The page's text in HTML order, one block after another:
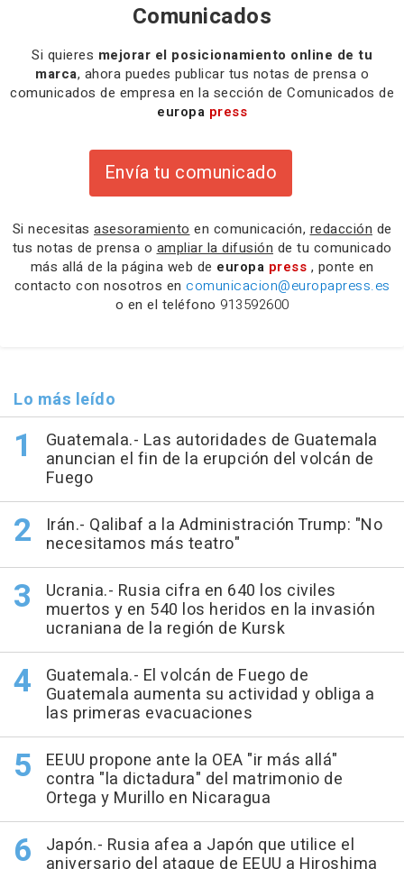
Comunicados
Si quieres mejorar el posicionamiento online de tu
marca, ahora puedes publicar tus notas de prensa o
comunicados de empresa en la sección de Comunicados de
europa press
Envía tu comunicado
Si necesitas asesoramiento en comunicación, redacción de
tus notas de prensa o ampliar la difusión de tu comunicado
más allá de la página web de europa press , ponte en
contacto con nosotros en comunicacion@europapress.es
o en el teléfono 913592600
Lo más leído
Guatemala.- Las autoridades de Guatemala
anuncian el fin de la erupción del volcán de
Fuego
Irán.- Qalibaf a la Administración Trump: "No
necesitamos más teatro"
Ucrania.- Rusia cifra en 640 los civiles
muertos y en 540 los heridos en la invasión
ucraniana de la región de Kursk
Guatemala.- El volcán de Fuego de
Guatemala aumenta su actividad y obliga a
las primeras evacuaciones
EEUU propone ante la OEA "ir más allá"
contra "la dictadura" del matrimonio de
Ortega y Murillo en Nicaragua
Japón.- Rusia afea a Japón que utilice el
aniversario del ataque de EEUU a Hiroshima